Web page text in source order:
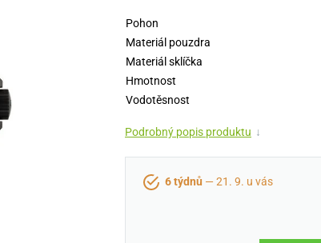
Pohon
Materiál pouzdra
Materiál sklíčka
Hmotnost
Vodotěsnost
Podrobný popis produktu ↓
6 týdnů — 21. 9. u vás